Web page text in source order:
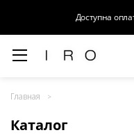
Доступна
Главная
Каталог